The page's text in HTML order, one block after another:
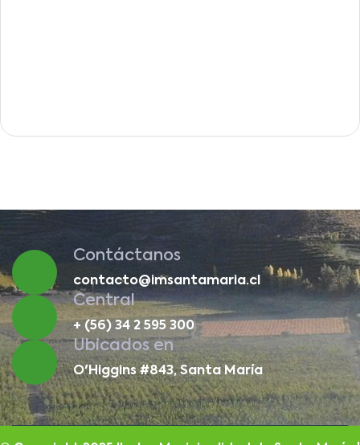
Contáctanos
contacto@imsantamaria.cl
Central
+ (56) 34 2 595 300
Ubicados en
O'Higgins #843, Santa María